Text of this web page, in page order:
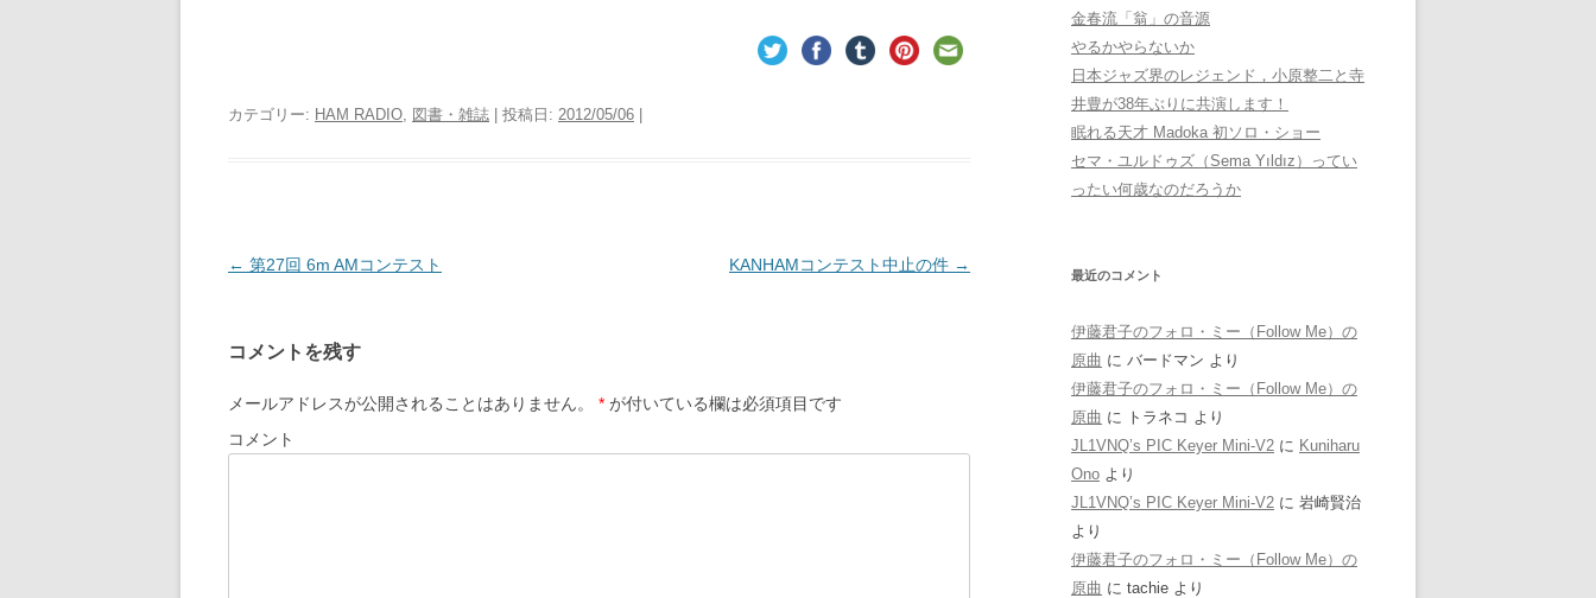
カテゴリー: HAM RADIO, 図書・雑誌 | 投稿日: 2012/05/06
投
ビ
ゲ
ー
← 第27回 6m AMコンテスト KANHAMコンテスト中止の件 →
コメントを残す
メールアドレスが公開されることはありません。 * が付いている欄は必須項目です
コメント
金春流「翁」の音源
やるかやらないか
日本ジャズ界のレジェンド，小原整二と寺
井豊が38年ぶりに共演します！
眠れる天才 Madoka 初ソロ・ショー
セマ・ユルドゥズ（Sema Yıldız）ってい
ったい何歳なのだろうか
最近のコメント
伊藤君子のフォロ・ミー（Follow Me）の
原曲 に バードマン より
伊藤君子のフォロ・ミー（Follow Me）の
原曲 に トラネコ より
JL1VNQ’s PIC Keyer Mini-V2 に Kuniharu
Ono より
JL1VNQ’s PIC Keyer Mini-V2 に 岩崎賢治
より
伊藤君子のフォロ・ミー（Follow Me）の
原曲 に tachie より